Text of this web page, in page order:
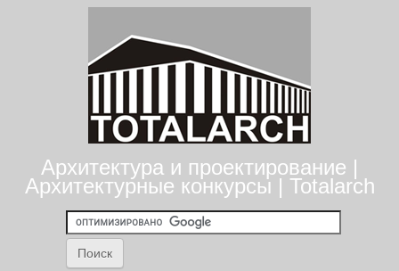
Архитектура и проектирование |
Архитектурные конкурсы | Totalarch